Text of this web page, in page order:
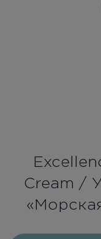
Cream /